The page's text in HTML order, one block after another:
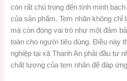
còn rất chú trọng đến tính minh
của sản phẩm. Tem nhãn không chỉ
mà còn đóng vai trò như một đảm
toàn cho người tiêu dùng. Điều này
nghiệp tại xã Thanh An phải đầu tư
chất lượng của tem nhãn để đáp